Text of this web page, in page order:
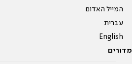
המייל האדום
עברית
English
מדורים